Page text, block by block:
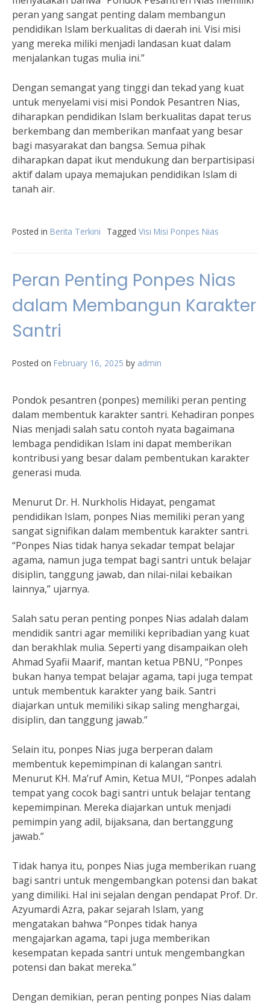
peran yang sangat penting dalam membangun
pendidikan Islam berkualitas di daerah ini. Visi misi
yang mereka miliki menjadi landasan kuat dalam
menjalankan tugas mulia ini.”
Dengan semangat yang tinggi dan tekad yang kuat
untuk menyelami visi misi Pondok Pesantren Nias,
diharapkan pendidikan Islam berkualitas dapat terus
berkembang dan memberikan manfaat yang besar
bagi masyarakat dan bangsa. Semua pihak
diharapkan dapat ikut mendukung dan berpartisipasi
aktif dalam upaya memajukan pendidikan Islam di
tanah air.
Posted in Berita Terkini Tagged Visi Misi Ponpes Nias
Peran Penting Ponpes Nias
dalam Membangun Karakter
Santri
Posted on February 16, 2025 by admin
Pondok pesantren (ponpes) memiliki peran penting
dalam membentuk karakter santri. Kehadiran ponpes
Nias menjadi salah satu contoh nyata bagaimana
lembaga pendidikan Islam ini dapat memberikan
kontribusi yang besar dalam pembentukan karakter
generasi muda.
Menurut Dr. H. Nurkholis Hidayat, pengamat
pendidikan Islam, ponpes Nias memiliki peran yang
sangat signifikan dalam membentuk karakter santri.
“Ponpes Nias tidak hanya sekadar tempat belajar
agama, namun juga tempat bagi santri untuk belajar
disiplin, tanggung jawab, dan nilai-nilai kebaikan
lainnya,” ujarnya.
Salah satu peran penting ponpes Nias adalah dalam
mendidik santri agar memiliki kepribadian yang kuat
dan berakhlak mulia. Seperti yang disampaikan oleh
Ahmad Syafii Maarif, mantan ketua PBNU, “Ponpes
bukan hanya tempat belajar agama, tapi juga tempat
untuk membentuk karakter yang baik. Santri
diajarkan untuk memiliki sikap saling menghargai,
disiplin, dan tanggung jawab.”
Selain itu, ponpes Nias juga berperan dalam
membentuk kepemimpinan di kalangan santri.
Menurut KH. Ma’ruf Amin, Ketua MUI, “Ponpes adalah
tempat yang cocok bagi santri untuk belajar tentang
kepemimpinan. Mereka diajarkan untuk menjadi
pemimpin yang adil, bijaksana, dan bertanggung
jawab.”
Tidak hanya itu, ponpes Nias juga memberikan ruang
bagi santri untuk mengembangkan potensi dan bakat
yang dimiliki. Hal ini sejalan dengan pendapat Prof. Dr.
Azyumardi Azra, pakar sejarah Islam, yang
mengatakan bahwa “Ponpes tidak hanya
mengajarkan agama, tapi juga memberikan
kesempatan kepada santri untuk mengembangkan
potensi dan bakat mereka.”
Dengan demikian, peran penting ponpes Nias dalam